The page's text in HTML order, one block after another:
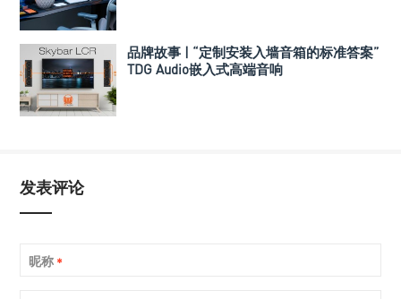
品牌故事 | “定制安装入墙音箱的标准答案”
TDG Audio嵌入式高端音响
发表评论
昵称 *